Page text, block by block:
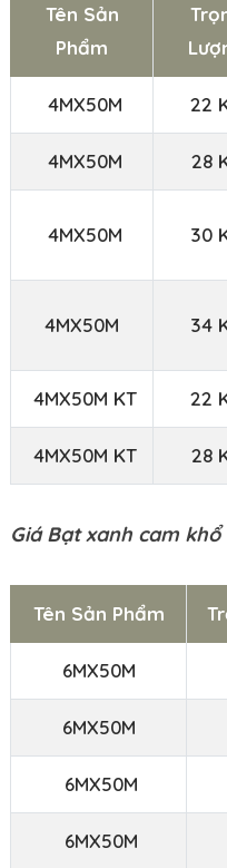
Tên Sản
Phẩm
4MX50M 22
4MX50M 28
4MX50M 30
4MX50M 34
4MX50M KT 22
4MX50M KT 28
Giá Bạt xanh cam khổ
Tên Sản Phẩm
6MX50M
6MX50M
6MX50M
6MX50M